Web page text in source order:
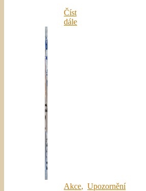
Číst
dále
Akce, Upozornění